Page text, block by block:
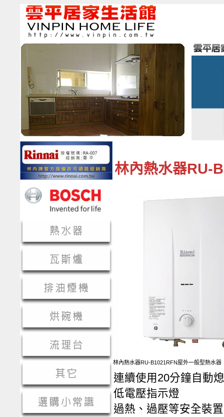
林內熱水器RU-
林內熱水器RU-B1021RFN屋外一般型熱水器
連續使用20分鐘自動
低電壓指示燈
過熱、過壓等安全裝置